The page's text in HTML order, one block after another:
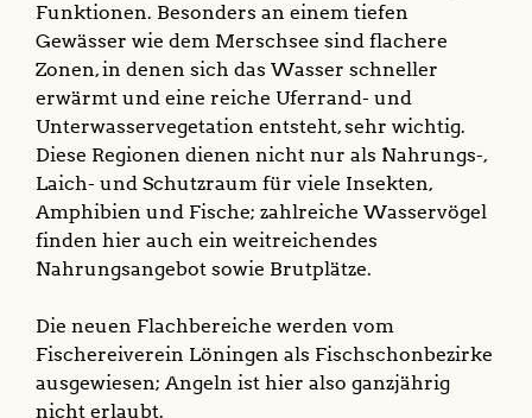
Funktionen. Besonders an einem tiefen
Gewässer wie dem Merschsee sind flachere
Zonen, in denen sich das Wasser schneller
erwärmt und eine reiche Uferrand- und
Unterwasservegetation entsteht, sehr wichtig.
Diese Regionen dienen nicht nur als Nahrungs-,
Laich- und Schutzraum für viele Insekten,
Amphibien und Fische; zahlreiche Wasservögel
finden hier auch ein weitreichendes
Nahrungsangebot sowie Brutplätze.
Die neuen Flachbereiche werden vom
Fischereiverein Löningen als Fischschonbezirke
ausgewiesen; Angeln ist hier also ganzjährig
nicht erlaubt.